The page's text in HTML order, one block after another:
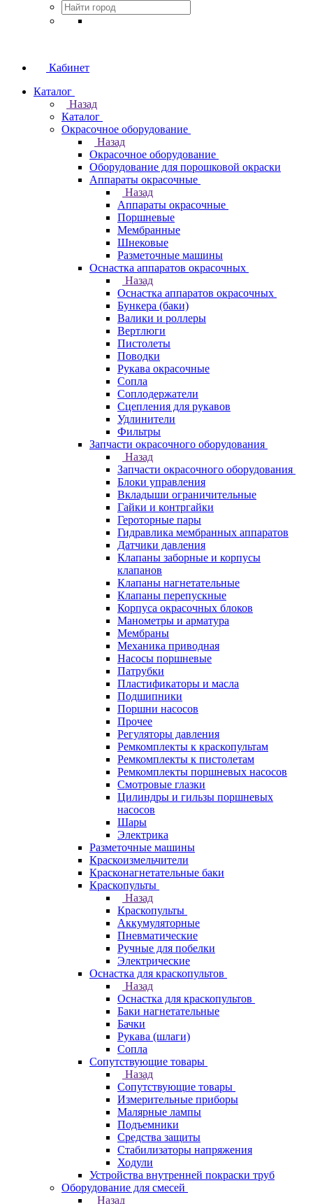
Кабинет
Каталог
Назад
Каталог
Окрасочное оборудование
Назад
Окрасочное оборудование
Оборудование для порошковой окраски
Аппараты окрасочные
Назад
Аппараты окрасочные
Поршневые
Мембранные
Шнековые
Разметочные машины
Оснастка аппаратов окрасочных
Назад
Оснастка аппаратов окрасочных
Бункера (баки)
Валики и роллеры
Вертлюги
Пистолеты
Поводки
Рукава окрасочные
Сопла
Соплодержатели
Сцепления для рукавов
Удлинители
Фильтры
Запчасти окрасочного оборудования
Назад
Запчасти окрасочного оборудования
Блоки управления
Вкладыши ограничительные
Гайки и контргайки
Героторные пары
Гидравлика мембранных аппаратов
Датчики давления
Клапаны заборные и корпусы
клапанов
Клапаны нагнетательные
Клапаны перепускные
Корпуса окрасочных блоков
Манометры и арматура
Мембраны
Механика приводная
Насосы поршневые
Патрубки
Пластификаторы и масла
Подшипники
Поршни насосов
Прочее
Регуляторы давления
Ремкомплекты к краскопультам
Ремкомплекты к пистолетам
Ремкомплекты поршневых насосов
Смотровые глазки
Цилиндры и гильзы поршневых
насосов
Шары
Электрика
Разметочные машины
Краскоизмельчители
Красконагнетательные баки
Краскопульты
Назад
Краскопульты
Аккумуляторные
Пневматические
Ручные для побелки
Электрические
Оснастка для краскопультов
Назад
Оснастка для краскопультов
Баки нагнетательные
Бачки
Рукава (шлаги)
Сопла
Сопутствующие товары
Назад
Сопутствующие товары
Измерительные приборы
Малярные лампы
Подъемники
Средства защиты
Стабилизаторы напряжения
Ходули
Устройства внутренней покраски труб
Оборудование для смесей
Назад